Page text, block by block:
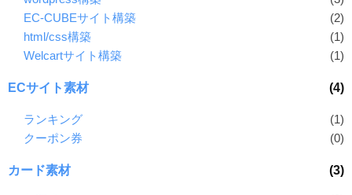
EC-CUBEサイト構築
(2)
html/css構築
(1)
Welcartサイト構築
(1)
ECサイト素材 (4)
ランキング
(1)
クーポン券
(0)
カード素材 (3)